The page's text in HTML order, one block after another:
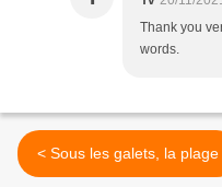
Thank you
words.
< Sous les galets, la plage